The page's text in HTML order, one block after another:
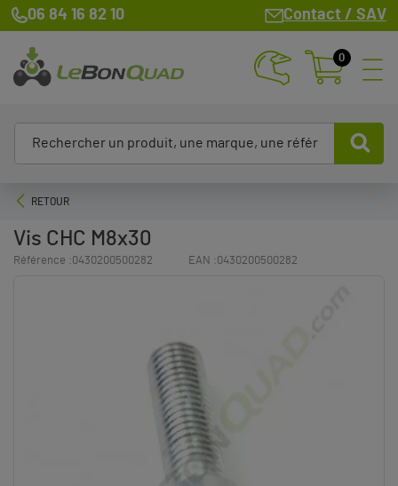
06 84 16 82 10 Contact / SAV
0
RETOUR
Vis CHC M8x30
Référence :0430200500282 EAN :0430200500282